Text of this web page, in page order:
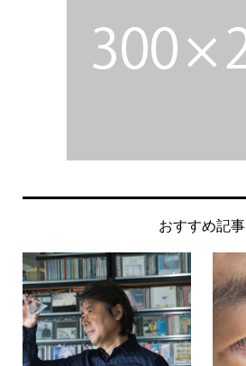
おすすめ記事